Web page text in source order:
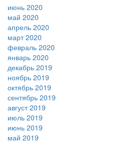
июнь 2020
май 2020
апрель 2020
март 2020
февраль 2020
январь 2020
декабрь 2019
ноябрь 2019
октябрь 2019
сентябрь 2019
август 2019
июль 2019
июнь 2019
май 2019